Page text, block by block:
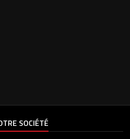
SOCIÉTÉ